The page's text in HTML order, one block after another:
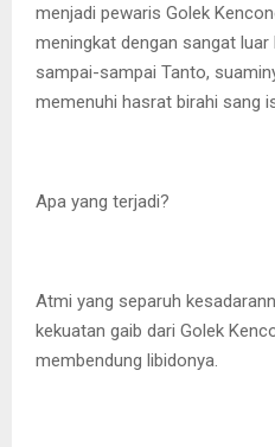
menjadi pewaris Golek
meningkat dengan sangat luar
sampai-sampai Tanto,
memenuhi hasrat birahi sang
Apa yang terjadi?
Atmi yang separuh
kekuatan gaib dari Golek
membendung libidonya.